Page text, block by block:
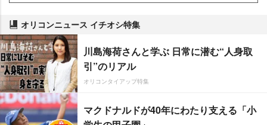
オリコンニュース イチオシ特集
川島海荷さんと学ぶ 日常に潜む“人身取
引”のリアル
オリコンタイアップ特集
マクドナルドが40年にわたり支える「小